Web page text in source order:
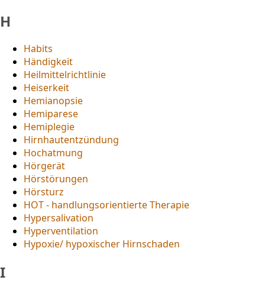
H
Habits
Händigkeit
Heilmittelrichtlinie
Heiserkeit
Hemianopsie
Hemiparese
Hemiplegie
Hirnhautentzündung
Hochatmung
Hörgerät
Hörstörungen
Hörsturz
HOT - handlungsorientierte Therapie
Hypersalivation
Hyperventilation
Hypoxie/ hypoxischer Hirnschaden
I